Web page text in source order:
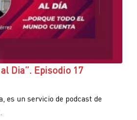
Dia”. Episodio 17
es un servicio de podcast de